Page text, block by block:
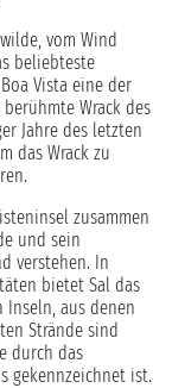
vom Wind
beliebteste
Vista eine der
Wrack des
Jahre des letzten
das Wrack zu
zusammen
und sein
verstehen. In
bietet Sal das
Inseln, aus denen
Strände sind
durch das
gekennzeichnet ist.